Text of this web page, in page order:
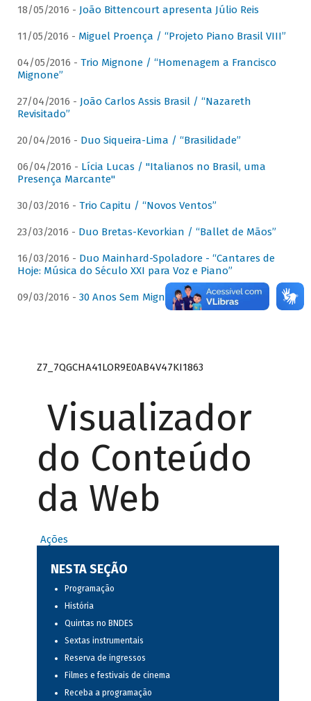
18/05/2016 - João Bittencourt apresenta Júlio Reis
11/05/2016 - Miguel Proença / “Projeto Piano Brasil VIII”
04/05/2016 - Trio Mignone / “Homenagem a Francisco
Mignone”
27/04/2016 - João Carlos Assis Brasil / “Nazareth
Revisitado”
20/04/2016 - Duo Siqueira-Lima / “Brasilidade”
06/04/2016 - Lícia Lucas / "Italianos no Brasil, uma
Presença Marcante"
30/03/2016 - Trio Capitu / “Novos Ventos”
23/03/2016 - Duo Bretas-Kevorkian / “Ballet de Mãos”
16/03/2016 - Duo Mainhard-Spoladore - “Cantares de
Hoje: Música do Século XXI para Voz e Piano”
09/03/2016 - 30 Anos Sem Mignone
Z7_7QGCHA41LOR9E0AB4V47KI1863
Visualizador
do Conteúdo
da Web
Ações
NESTA SEÇÃO
Programação
História
Quintas no BNDES
Sextas instrumentais
Reserva de ingressos
Filmes e festivais de cinema
Receba a programação